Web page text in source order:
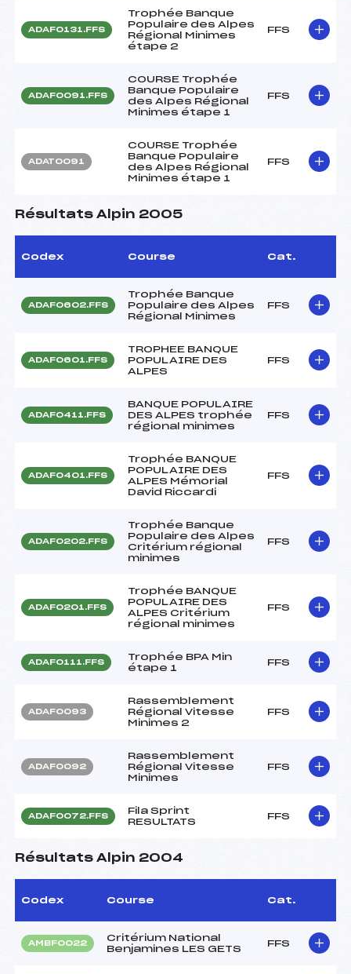
ADAF0131.FFS
Trophée Banque
Populaire des Alpes
Régional Minimes
étape 2
FFS
ADAF0091.FFS
COURSE Trophée
Banque Populaire
des Alpes Régional
Minimes étape 1
FFS
ADAT0091
COURSE Trophée
Banque Populaire
des Alpes Régional
Minimes étape 1
FFS
Résultats Alpin 2005
Codex Course Cat.
ADAF0602.FFS
Trophée Banque
Populaire des Alpes
Régional Minimes
FFS
ADAF0601.FFS
TROPHEE BANQUE
POPULAIRE DES
ALPES
FFS
ADAF0411.FFS
BANQUE POPULAIRE
DES ALPES trophée
régional minimes
FFS
ADAF0401.FFS
Trophée BANQUE
POPULAIRE DES
ALPES Mémorial
David Riccardi
FFS
ADAF0202.FFS
Trophée Banque
Populaire des Alpes
Critérium régional
minimes
FFS
ADAF0201.FFS
Trophée BANQUE
POPULAIRE DES
ALPES Critérium
régional minimes
FFS
ADAF0111.FFS
Trophée BPA Min
étape 1
FFS
ADAF0093
Rassemblement
Régional Vitesse
Minimes 2
FFS
ADAF0092
Rassemblement
Régional Vitesse
Minimes
FFS
ADAF0072.FFS
Fila Sprint
RESULTATS
FFS
Résultats Alpin 2004
Codex Course Cat.
AMBF0022
Critérium National
Benjamines LES GETS
FFS